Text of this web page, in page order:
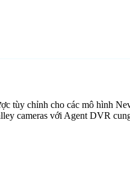
tùy chỉnh cho các mô hình
cameras với Agent DVR